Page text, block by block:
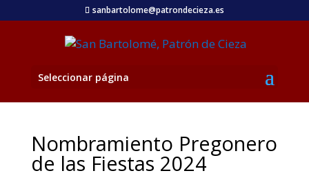
sanbartolome@patrondecieza.es
Seleccionar página
Nombramiento Pregonero
de las Fiestas 2024